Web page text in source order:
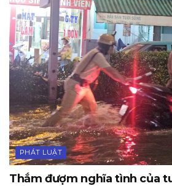
PHÁT LUẬT
Thắm đượm nghĩa tình của